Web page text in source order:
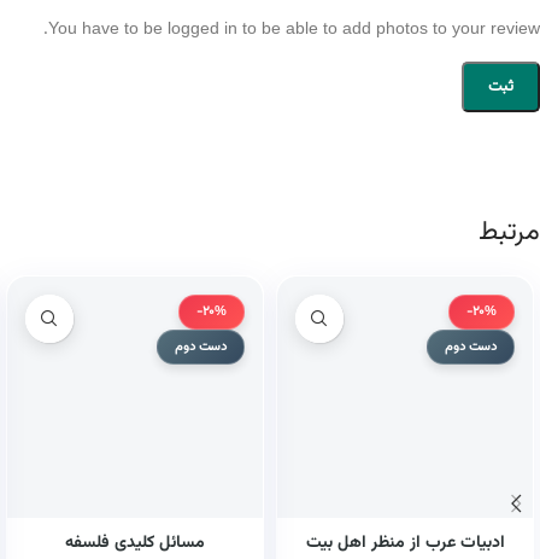
You have to be logged in to be able to add photos to your review.
مرتبط
-20%
دست دوم
ادبیات عرب از منظر اهل بیت
-20%
دست دوم
مسائل کلیدی فلسفه